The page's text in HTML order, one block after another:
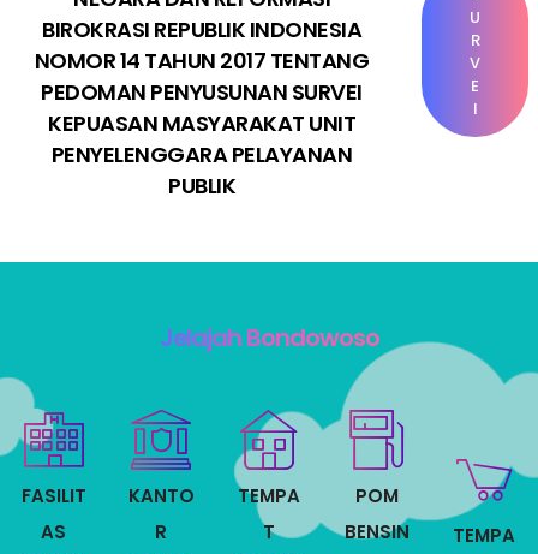
BIROKRASI REPUBLIK INDONESIA
NOMOR 14 TAHUN 2017 TENTANG
PEDOMAN PENYUSUNAN SURVEI
KEPUASAN MASYARAKAT UNIT
PENYELENGGARA PELAYANAN
PUBLIK
U
R
V
E
I
Jelajah Bondowoso
FASILIT
AS
KANTO
R
TEMPA
T
POM
BENSIN
TEMPA